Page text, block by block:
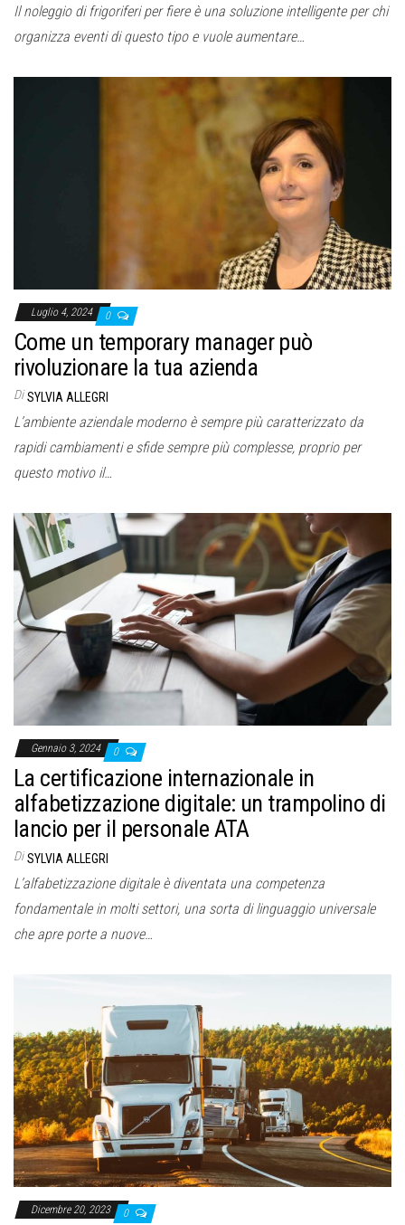
Il noleggio di frigoriferi per fiere è una soluzione intelligente per chi
organizza eventi di questo tipo e vuole aumentare…
Luglio 4, 2024 0
Come un temporary manager può
rivoluzionare la tua azienda
Di SYLVIA ALLEGRI
L’ambiente aziendale moderno è sempre più caratterizzato da
rapidi cambiamenti e sfide sempre più complesse, proprio per
questo motivo il…
Gennaio 3, 2024 0
La certificazione internazionale in
alfabetizzazione digitale: un trampolino di
lancio per il personale ATA
Di SYLVIA ALLEGRI
L’alfabetizzazione digitale è diventata una competenza
fondamentale in molti settori, una sorta di linguaggio universale
che apre porte a nuove…
Dicembre 20, 2023 0